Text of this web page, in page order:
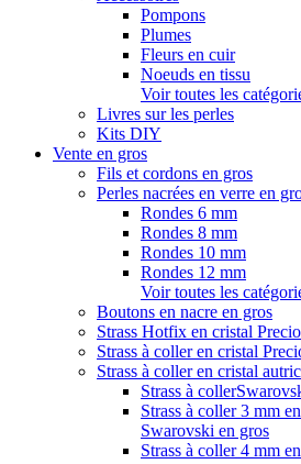
Pompons
Plumes
Fleurs en cuir
Noeuds en tissu
Voir toutes les
Livres sur les perles
Kits DIY
Vente en gros
Fils et cordons en gros
Perles nacrées en verre en
Rondes 6 mm
Rondes 8 mm
Rondes 10 mm
Rondes 12 mm
Voir toutes les
Boutons en nacre en gros
Strass Hotfix en cristal
Strass à coller en cristal
Strass à coller en cristal
Strass à
Strass à coller 3 mm
Swarovski en gros
Strass à coller 4 mm